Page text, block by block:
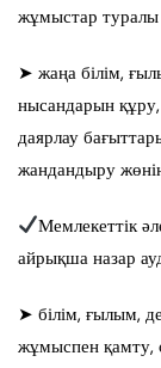
жұмыстар туралы
➤ жаңа білім,
нысандарын құру,
даярлау
жандандыру
Мемлекеттік
айрықша назар
➤ білім, ғылым,
жұмыспен қамту,